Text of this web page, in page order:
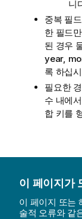
니
중복 필
한 필드
된 경우
year,
록 하십
필요한
수 내에
합 키를
이 페이지가
이 페이지 또는
술적 오류와 같